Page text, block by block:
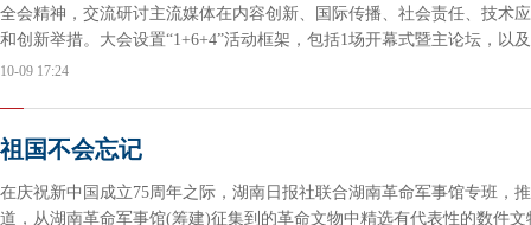
全会精神，交流研讨主流媒体在内容创新、国际传播、社会责任、技术
和创新举措。大会设置“1+6+4”活动框架，包括1场开幕式暨主论坛，以
播”论坛等6场平行论坛和2024中国新媒体技术展等4场主题活动。
10-09 17:24
祖国不会忘记
在庆祝新中国成立75周年之际，湖南日报社联合湖南革命军事馆专班，
道，从湖南革命军事馆(筹建)征集到的革命文物中精选有代表性的数件